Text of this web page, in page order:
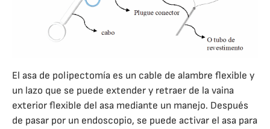
El asa de polipectomía es un cable de alambre flexible y
un lazo que se puede extender y retraer de la vaina
exterior flexible del asa mediante un manejo. Después
de pasar por un endoscopio, se puede activar el asa para